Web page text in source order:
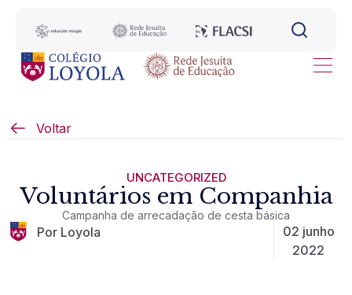
Voltar
UNCATEGORIZED
Voluntários em Companhia
Campanha de arrecadação de cesta básica
Por Loyola
02 junho
2022